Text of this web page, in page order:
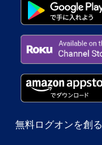
無料ログオンを創る